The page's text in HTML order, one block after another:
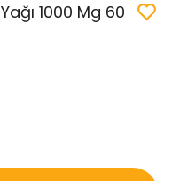
1000 Mg 60